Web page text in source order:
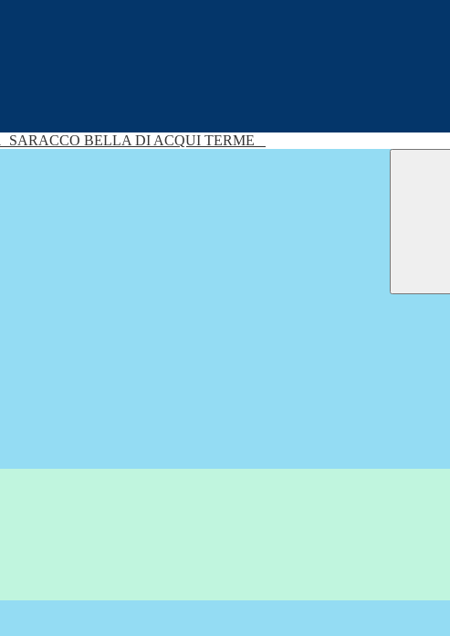
SARACCO BELLA DI ACQUI TERME